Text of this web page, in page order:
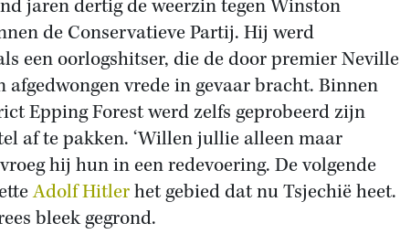
jaren dertig de weerzin tegen Winston
de Conservatieve Partij. Hij werd
een oorlogshitser, die de door premier Neville
afgedwongen vrede in gevaar bracht. Binnen
Epping Forest werd zelfs geprobeerd zijn
af te pakken. ‘Willen jullie alleen maar
hij hun in een redevoering. De volgende
Adolf Hitlerhet gebied dat nu Tsjechië heet.
bleek gegrond.